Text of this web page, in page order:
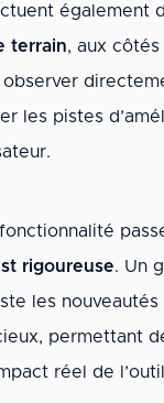
également
terrain, aux côtés
les pistes
rigoureuse. Un
les
permettant
réel de